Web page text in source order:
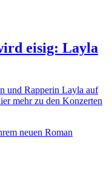
eisig: Layla
und Rapperin Layla auf
mehr zu den Konzerten